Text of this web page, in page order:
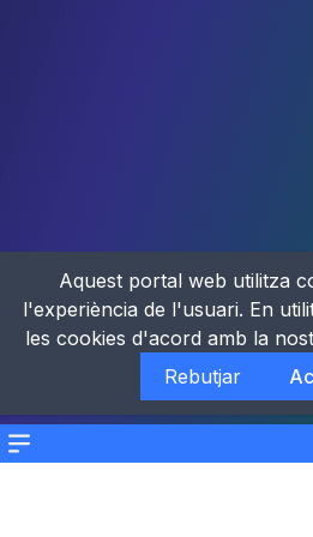
Menu
Aquest portal web utilitza
l'experiència de l'usuari. En
les cookies d'acord amb la
Rebutjar